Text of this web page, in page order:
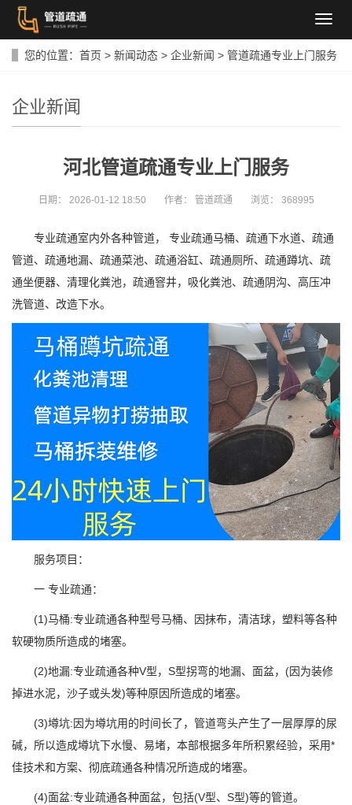
导
菜
您的位置： 首页 > 新闻动态 > 企业新闻 > 管道疏通专业上门服务
企业新闻
河北管道疏通专业上门服务
日期： 2026-01-12 18:50 作者： 管道疏通 浏览： 368995
专业疏通室内外各种管道， 专业疏通马桶、疏通下水道、疏通
管道、疏通地漏、疏通菜池、疏通浴缸、疏通厕所、疏通蹲坑、疏
通坐便器、清理化粪池，疏通窨井，吸化粪池、疏通阴沟、高压冲
洗管道、改造下水。
服务项目：
一 专业疏通：
(1)马桶:专业疏通各种型号马桶、因抹布，清洁球，塑料等各种
软硬物质所造成的堵塞。
(2)地漏:专业疏通各种V型，S型拐弯的地漏、面盆，(因为装修
掉进水泥，沙子或头发)等种原因所造成的堵塞。
(3)墫坑:因为墫坑用的时间长了，管道弯头产生了一层厚厚的尿
碱，所以造成墫坑下水慢、易堵，本部根据多年所积累经验，采用*
佳技术和方案、彻底疏通各种情况所造成的堵塞。
(4)面盆:专业疏通各种面盆，包括(V型、S型)等的管道。